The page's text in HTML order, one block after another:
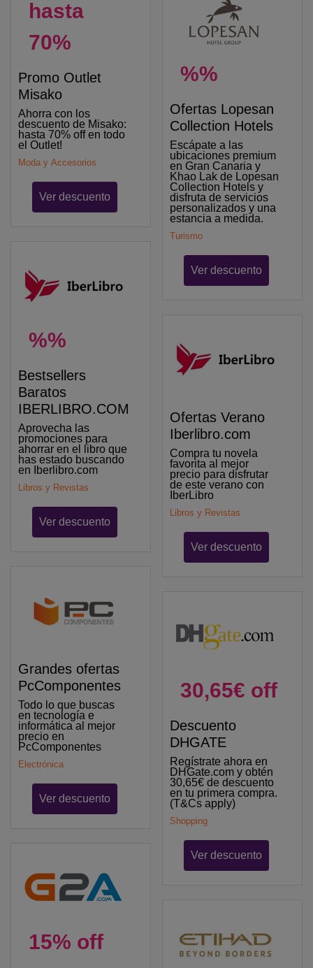
hasta
70%
Promo Outlet
Misako
Ahorra con los
descuento de Misako:
hasta 70% off en todo
el Outlet!
Moda y Accesorios
Ver descuento
%%
Bestsellers
Baratos
IBERLIBRO.COM
Aprovecha las
promociones para
ahorrar en el libro que
has estado buscando
en Iberlibro.com
Libros y Revistas
Ver descuento
Grandes ofertas
PcComponentes
Todo lo que buscas
en tecnología e
informática al mejor
precio en
PcComponentes
Electrónica
Ver descuento
15% off
%%
Ofertas Lopesan
Collection Hotels
Escápate a las
ubicaciones premium
en Gran Canaria y
Khao Lak de Lopesan
Collection Hotels y
disfruta de servicios
personalizados y una
estancia a medida.
Turismo
Ver descuento
Ofertas Verano
Iberlibro.com
Compra tu novela
favorita al mejor
precio para disfrutar
de este verano con
IberLibro
Libros y Revistas
Ver descuento
30,65€ off
Descuento
DHGATE
Regístrate ahora en
DHGate.com y obtén
30,65€ de descuento
en tu primera compra.
(T&Cs apply)
Shopping
Ver descuento